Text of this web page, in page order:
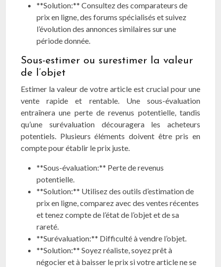
**Solution:** Consultez des comparateurs de
prix en ligne, des forums spécialisés et suivez
l’évolution des annonces similaires sur une
période donnée.
Sous-estimer ou surestimer la valeur
de l’objet
Estimer la valeur de votre article est crucial pour une
vente rapide et rentable. Une sous-évaluation
entraînera une perte de revenus potentielle, tandis
qu’une surévaluation découragera les acheteurs
potentiels. Plusieurs éléments doivent être pris en
compte pour établir le prix juste.
**Sous-évaluation:** Perte de revenus
potentielle.
**Solution:** Utilisez des outils d’estimation de
prix en ligne, comparez avec des ventes récentes
et tenez compte de l’état de l’objet et de sa
rareté.
**Surévaluation:** Difficulté à vendre l’objet.
**Solution:** Soyez réaliste, soyez prêt à
négocier et à baisser le prix si votre article ne se